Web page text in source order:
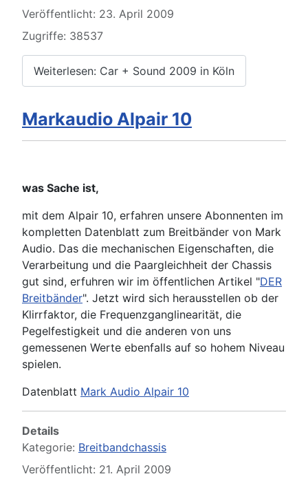
Veröffentlicht: 23. April 2009
Zugriffe: 38537
Weiterlesen: Car + Sound 2009 in Köln
Markaudio Alpair 10
was Sache ist,
mit dem Alpair 10, erfahren unsere Abonnenten im
kompletten Datenblatt zum Breitbänder von Mark
Audio. Das die mechanischen Eigenschaften, die
Verarbeitung und die Paargleichheit der Chassis
gut sind, erfuhren wir im öffentlichen Artikel "DER
Breitbänder". Jetzt wird sich herausstellen ob der
Klirrfaktor, die Frequenzganglinearität, die
Pegelfestigkeit und die anderen von uns
gemessenen Werte ebenfalls auf so hohem Niveau
spielen.
Datenblatt Mark Audio Alpair 10
Details
Kategorie: Breitbandchassis
Veröffentlicht: 21. April 2009